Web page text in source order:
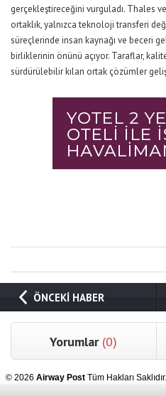
gerçekleştireceğini vurguladı. Thales ve
ortaklık, yalnızca teknoloji transferi
süreçlerinde insan kaynağı ve beceri
birliklerinin önünü açıyor. Taraflar,
sürdürülebilir kılan ortak çözümler
ÖNCEKİ HABER
Yorumlar (0)
© 2026 Airway Post Tüm Hakları Saklıdır.